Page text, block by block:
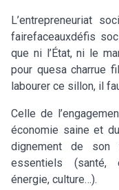
L’entrepreneuriat
fairefaceauxdéfis
que ni l’État, ni le
pour quesa charrue
labourer ce sillon, il
Celle de
économie saine et
dignement de
essentiels (santé,
énergie, culture…).